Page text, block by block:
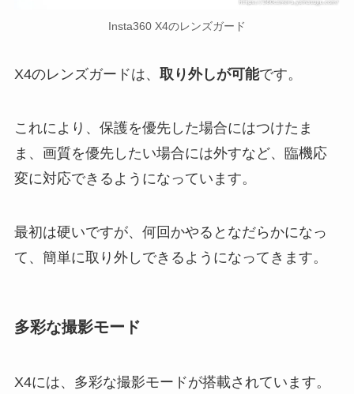
Insta360 X4のレンズガード
X4のレンズガードは、 取り外しが可能です。
これにより、保護を優先した場合にはつけたま
ま、画質を優先したい場合には外すなど、臨機応
変に対応できるようになっています。
最初は硬いですが、何回かやるとなだらかになっ
て、簡単に取り外しできるようになってきます。
多彩な撮影モード
X4には、多彩な撮影モードが搭載されています。